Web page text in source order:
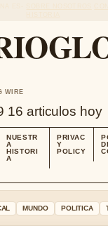
WIRE
16 articulos hoy
NUESTR
A
HISTORI
A
PRIVAC
Y
POLICY
MUNDO POLITICA